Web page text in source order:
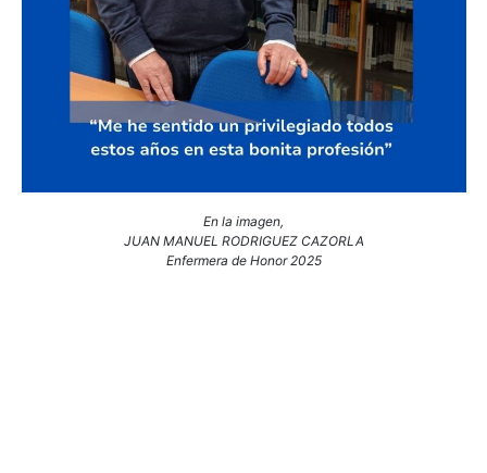
En la imagen,
JUAN MANUEL RODRIGUEZ CAZORLA
Enfermera de Honor 2025